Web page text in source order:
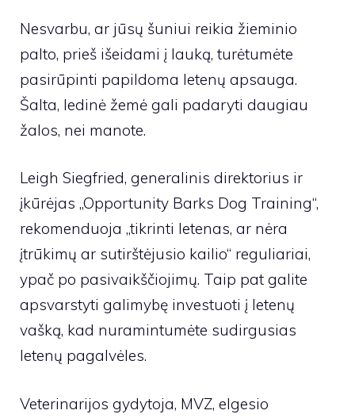
Nesvarbu, ar jūsų šuniui reikia žieminio
palto, prieš išeidami į lauką, turėtumėte
pasirūpinti papildoma letenų apsauga.
Šalta, ledinė žemė gali padaryti daugiau
žalos, nei manote.
Leigh Siegfried, generalinis direktorius ir
įkūrėjas „Opportunity Barks Dog Training“,
rekomenduoja „tikrinti letenas, ar nėra
įtrūkimų ar sutirštėjusio kailio“ reguliariai,
ypač po pasivaikščiojimų. Taip pat galite
apsvarstyti galimybę investuoti į letenų
vašką, kad nuramintumėte sudirgusias
letenų pagalvėles.
Veterinarijos gydytoja, MVZ, elgesio